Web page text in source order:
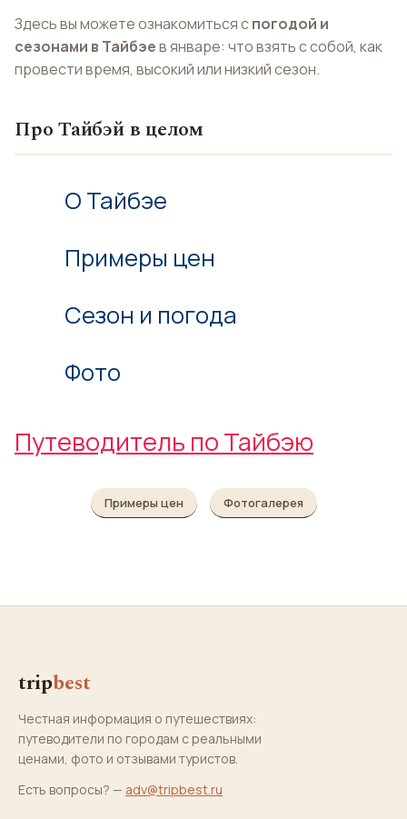
Здесь вы можете ознакомиться спогодой и
сезонами в Тайбэев январе: что взять с собой, как
провести время, высокий или низкий сезон.
Про Тайбэй в целом
О Тайбэе
Примеры цен
Сезон и погода
Фото
Путеводитель по Тайбэю
Примеры цен Фотогалерея
tripbest
Честная информация о путешествиях:
путеводители по городам с реальными
ценами, фото и отзывами туристов.
Есть вопросы? — adv@tripbest.ru